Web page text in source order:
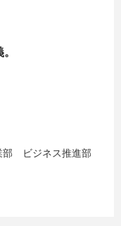
部 ビジネス推進部